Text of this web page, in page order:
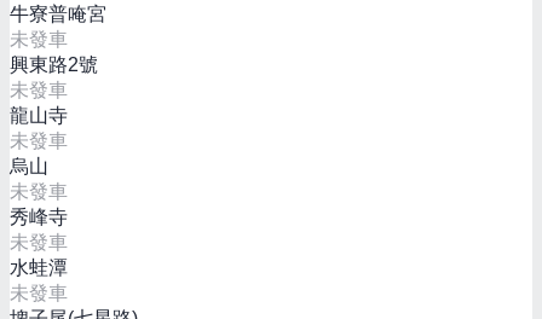
牛寮普唵宮
未發車
興東路2號
未發車
龍山寺
未發車
烏山
未發車
秀峰寺
未發車
水蛙潭
未發車